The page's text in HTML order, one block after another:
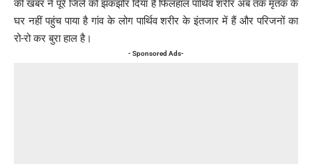
की खबर ने पूरे जिले को झकझोर दिया है फिलहाल पार्थिव शरीर अब तक मृतक के
घर नहीं पहुंच पाया है गांव के लोग पार्थिव शरीर के इंतजार में हैं और परिजनों का
रो-रो कर बुरा हाल है।
- Sponsored Ads-